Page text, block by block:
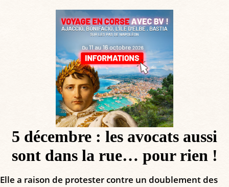
5 décembre : les avocats aussi
sont dans la rue… pour rien !
Elle a raison de protester contre un doublement des